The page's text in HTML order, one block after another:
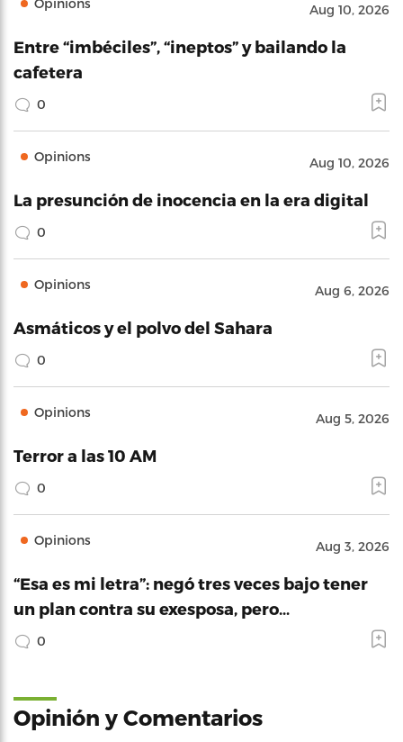
Opinions Aug 10, 2026
Entre “imbéciles”, “ineptos” y bailando la
cafetera
0
Opinions Aug 10, 2026
La presunción de inocencia en la era digital
0
Opinions Aug 6, 2026
Asmáticos y el polvo del Sahara
0
Opinions Aug 5, 2026
Terror a las 10 AM
0
Opinions Aug 3, 2026
“Esa es mi letra”: negó tres veces bajo tener
un plan contra su exesposa, pero…
0
Opinión y Comentarios